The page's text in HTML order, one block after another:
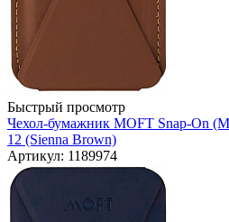
Быстрый просмотр
Чехол-бумажник MOFT Snap-On
12 (Sienna Brown)
Артикул: 1189974